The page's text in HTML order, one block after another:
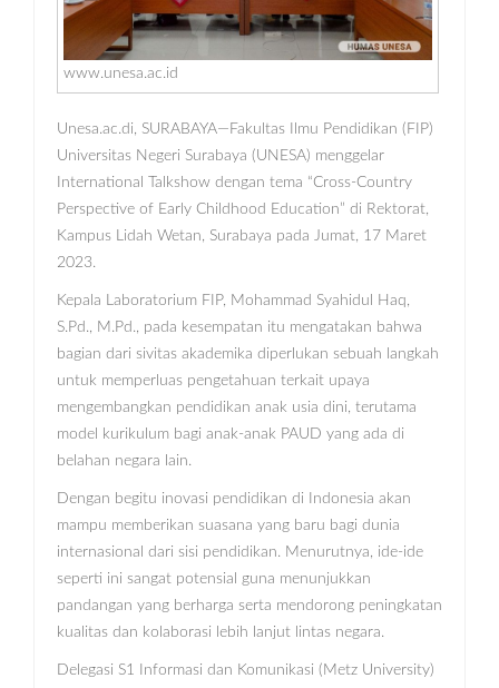
www.unesa.ac.id
Unesa.ac.di, SURABAYA—Fakultas Ilmu Pendidikan (FIP)
Universitas Negeri Surabaya (UNESA) menggelar
International Talkshow dengan tema “Cross-Country
Perspective of Early Childhood Education” di Rektorat,
Kampus Lidah Wetan, Surabaya pada Jumat, 17 Maret
2023.
Kepala Laboratorium FIP, Mohammad Syahidul Haq,
S.Pd., M.Pd., pada kesempatan itu mengatakan bahwa
bagian dari sivitas akademika diperlukan sebuah langkah
untuk memperluas pengetahuan terkait upaya
mengembangkan pendidikan anak usia dini, terutama
model kurikulum bagi anak-anak PAUD yang ada di
belahan negara lain.
Dengan begitu inovasi pendidikan di Indonesia akan
mampu memberikan suasana yang baru bagi dunia
internasional dari sisi pendidikan. Menurutnya, ide-ide
seperti ini sangat potensial guna menunjukkan
pandangan yang berharga serta mendorong peningkatan
kualitas dan kolaborasi lebih lanjut lintas negara.
Delegasi S1 Informasi dan Komunikasi (Metz University)